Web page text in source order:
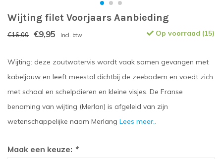
Wijting filet Voorjaars Aanbieding
€16,00 €9,95 Incl. btw Op voorraad (15)
Wijting: deze zoutwatervis wordt vaak samen gevangen met
kabeljauw en leeft meestal dichtbij de zeebodem en voedt zich
met schaal en schelpdieren en kleine visjes. De Franse
benaming van wijting (Merlan) is afgeleid van zijn
wetenschappelijke naam Merlang Lees meer..
Maak een keuze: *